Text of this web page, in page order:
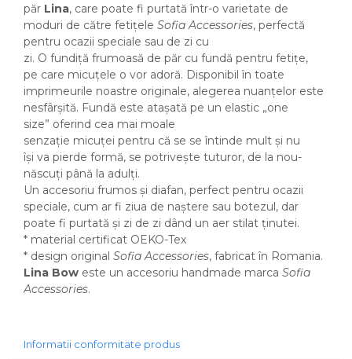
păr Lina, care poate fi purtată într-o varietate de
moduri de către fetițele Sofia Accessories, perfectă
pentru ocazii speciale sau de zi cu
zi. O fundiță frumoasă de păr cu fundă pentru fetițe,
pe care micuțele o vor adoră. Disponibil în toate
imprimeurile noastre originale, alegerea nuanțelor este
nesfârșită. Fundă este atașată pe un elastic „one
size” oferind cea mai moale
senzație micuței pentru că se se întinde mult și nu
își va pierde formă, se potrivește tuturor, de la nou-
născuți până la adulți.
Un accesoriu frumos și diafan, perfect pentru ocazii
speciale, cum ar fi ziua de naștere sau botezul, dar
poate fi purtată și zi de zi dând un aer stilat ținutei.
* material certificat OEKO-Tex
* design original Sofia Accessories, fabricat în Romania.
Lina Bow este un accesoriu handmade marca Sofia
Accessories.
Informatii conformitate produs